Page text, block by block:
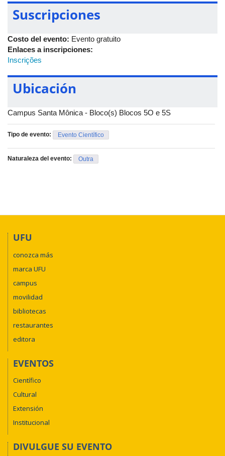
E-mail: difdo@ prograd.ufu.br
Suscripciones
Costo del evento: Evento gratuito
Enlaces a inscripciones:
Inscrições
Ubicación
Campus Santa Mônica - Bloco(s) Blocos 5O e 5S
Tipo de evento: Evento Científico
Naturaleza del evento: Outra
UFU
conozca más
marca UFU
campus
movilidad
bibliotecas
restaurantes
editora
EVENTOS
Científico
Cultural
Extensión
Institucional
DIVULGUE SU EVENTO